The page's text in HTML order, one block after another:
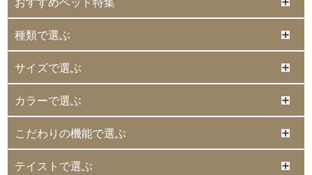
種類で選ぶ
サイズで選ぶ
カラーで選ぶ
こだわりの機能で選ぶ
テイストで選ぶ